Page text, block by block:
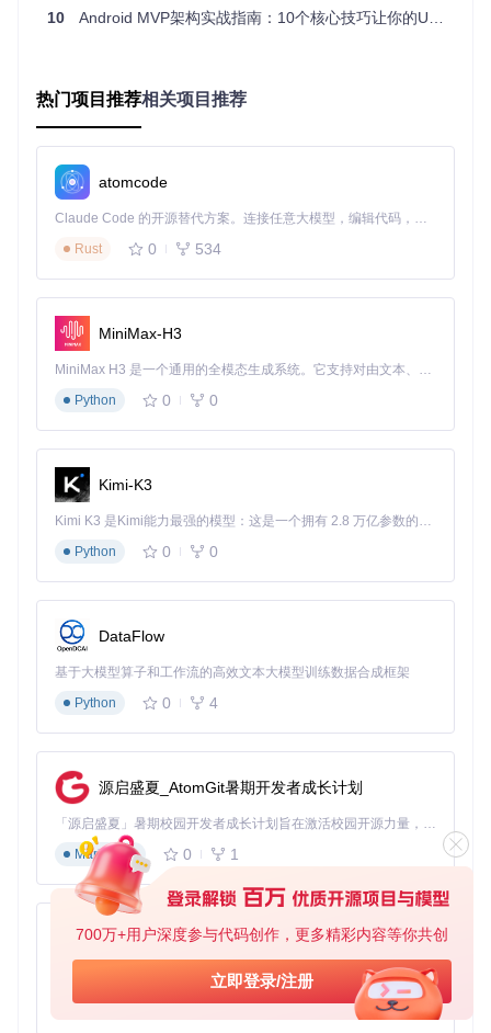
700万+用户深度参与代码创作，更多精彩内容等你共创
立即登录/注册
Model：负责数据管理和业务逻辑
可以用一个生活化的类比来理解MVP模式：把View比作餐厅的
服务员，Presenter比作厨师，Model比作食材供应商。服务员
（View）接收顾客（用户）的订单，传达给厨师（Presente
r），厨师根据订单从供应商（Model）获取食材并烹饪，最后
由服务员将菜品（结果）呈现给顾客。
2.2 Mosby3 MVP的核心组件
Mosby3 MVP的核心组件位于
MvpView接口：定义View层的契约，声明View可以执行的
操作
MvpPresenter接口
MvpBasePresenter类：提供Presenter的默认实现，包含
对View的弱引用管理
2.3 传统开发 vs Mosby3 MVP：优势对比
传统开发痛点
Mosby3 MVP解决方案
Activity代码
臃肿
测试困难
Presenter独立于Android框架，可轻松进
繁琐
变更影响
代码边界模糊
内存泄漏风险
三、手把手实现：Mosby3 MVP实战案例
下面我们将通过一个完整的用户信息展示场景，演示如何使用
Mosby3 MVP构建应用。
3.1 环境配置：添加依赖
首先，在项目的build.gradle文件中添加Mosby3 MVP依赖：
'com.hannesdorfmann.mosby3:mvp:3.1.1'
10 Android MVP架构实战指南：10个核心技巧让你的UI代码更优雅
热门项目推荐相关项目推荐
atomcode
Claude Code 的开源替代方案。连接任意大模型，编辑代码，运行命令，自动验证 — 全自动执行。用 Rust 构建，极致性能。 ｜ An open-source alternative to Claude Code. Connect any LLM, edit code, run commands, and verify changes — autonomously. Built in Rust for speed. Get Started
Rust
0 534
MiniMax-H3
MiniMax H3 是一个通用的全模态生成系统。它支持对由文本、图像、视频和音频组成的多模态上下文进行统一理解，并能生成分辨率高达 2K、时长可达 15 秒的带原生立体声音频的视频。得益于面向任务泛化的系统设计，H3 在预训练阶段就已具备广泛的多模态上下文理解与生成能力，能够出色地执行复杂的多模态指令。
Python
0 0
Kimi-K3
Kimi K3 是Kimi能力最强的模型：这是一个拥有 2.8 万亿参数的混合专家（MoE）模型，具备原生视觉理解能力，并支持 100 万 token 的上下文窗口。
Python
0 0
DataFlow
基于大模型算子和工作流的高效文本大模型训练数据合成框架
Python
0 4
源启盛夏_AtomGit暑期开发者成长计划
「源启盛夏」暑期校园开发者成长计划旨在激活校园开源力量，通过积分激励、认证扶持、资源倾斜等形式，引导高校组织和开发者完成「入驻 — 建项目 — 做贡献 — 获认证 — 得资源」的完整闭环。无论你是想带领社团入驻平台的组织者，还是希望用代码贡献证明自己的开发者，都能在这里找到属于你的成长路径。
Markdown
0 1
py-xiaozhi
基于Python的Xiaozhi AI，适用于想要完整Xiaozhi体验而无需拥有专用硬件的用户。
Python
0 1